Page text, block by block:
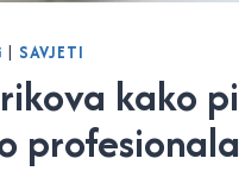
| SAVJETI
kako